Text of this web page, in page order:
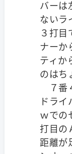
バーは
ないラ
３打目
ナーか
ティか
のはち
７番
ドラ
ｗでの
打目の
距離が